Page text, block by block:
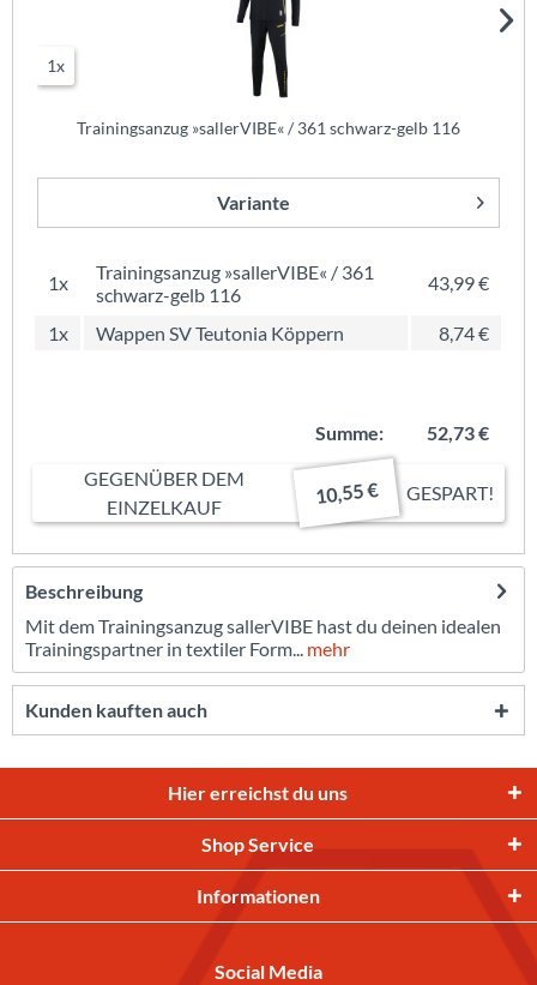
1x
Trainingsanzug »sallerVIBE« / 361 schwarz-gelb 116
Variante
1x
Trainingsanzug »sallerVIBE« / 361
schwarz-gelb 116
43,99 €
1x Wappen SV Teutonia Köppern 8,74 €
Summe:
52,73 €
GEGENÜBER DEM
EINZELKAUF
10,55 € GESPART!
Beschreibung
Mit dem Trainingsanzug sallerVIBE hast du deinen idealen
Trainingspartner in textiler Form... mehr
Kunden kauften auch
Hier erreichst du uns
Shop Service
Informationen
Social Media